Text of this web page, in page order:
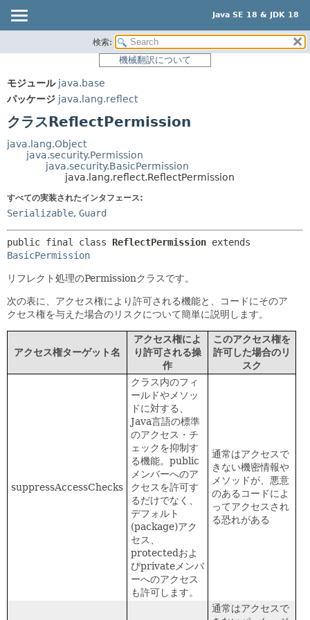
Java SE 18 & JDK 18
パッケージ
使用
ツリー
プレビュー
新規
非推奨
索引
ヘルプ
サマリー:
ネスト済
メソッド
フィールド
検索:
機械翻訳について
モジュール java.base
パッケージ java.lang.reflect
クラスReflectPermission
java.lang.Object
java.security.Permission
java.security.BasicPermission
java.lang.reflect.ReflectPermission
すべての実装されたインタフェース:
Serializable, Guard
public final class ReflectPermission
BasicPermission
リフレクト処理のPermissionクラスです。
次の表に、アクセス権により許可される機能と、コードにそのア
クセス権を与えた場合のリスクについて簡単に説明します。
アクセス権ターゲット名
アクセス権によ
り許可される操
作
このアクセス権を
許可した場合のリ
スク
suppressAccessChecks
クラス内のフィ
ールドやメソッ
ドに対する、
Java言語の標準
のアクセス・チ
ェックを抑制す
る機能。public
メンバーへのア
クセスを許可す
るだけでなく、
デフォルト
(package)アク
セス、
protectedおよ
びprivateメンバ
ーへのアクセス
も許可します。
通常はアクセスで
きない機密情報や
メソッドが、悪意
のあるコードによ
ってアクセスされ
る恐れがある
通常はアクセスで